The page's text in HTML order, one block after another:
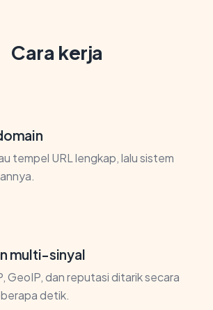
Cara kerja
tempel URL lengkap, lalu sistem
multi-sinyal
GeoIP, dan reputasi ditarik secara
detik.